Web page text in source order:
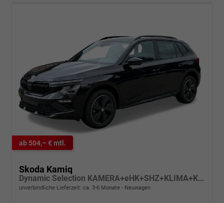
ab 504,– € mtl.
Skoda Kamiq
Dynamic Selection KAMERA+eHK+SHZ+KLIMA+KESSY+LED+17" LM
unverbindliche Lieferzeit: ca. 3-6 Monate Neuwagen